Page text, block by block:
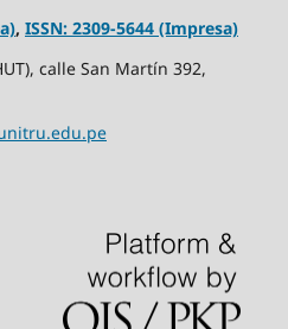
, ISSN: 2309-5644 (Impresa)
calle San Martín 392,